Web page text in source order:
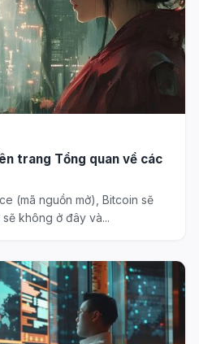
trang Tổng quan về các
(mã nguồn mở), Bitcoin sẽ
không ở đây và...